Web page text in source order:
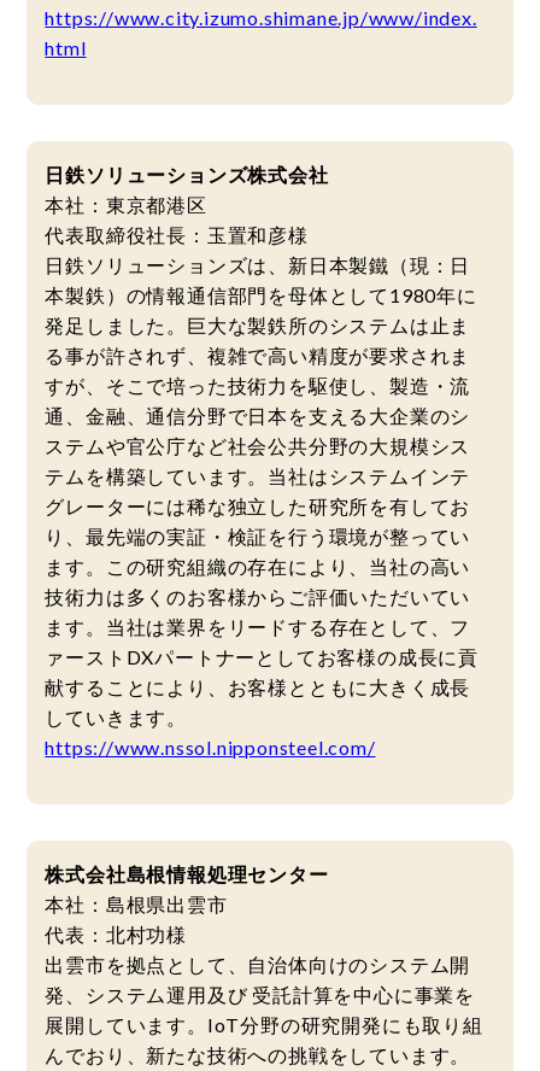
https://www.city.izumo.shimane.jp/www/index.
html
日鉄ソリューションズ株式会社
本社：東京都港区
代表取締役社長：玉置和彦様
日鉄ソリューションズは、新日本製鐵（現：日
本製鉄）の情報通信部門を母体として1980年に
発足しました。巨大な製鉄所のシステムは止ま
る事が許されず、複雑で高い精度が要求されま
すが、そこで培った技術力を駆使し、製造・流
通、金融、通信分野で日本を支える大企業のシ
ステムや官公庁など社会公共分野の大規模シス
テムを構築しています。当社はシステムインテ
グレーターには稀な独立した研究所を有してお
り、最先端の実証・検証を行う環境が整ってい
ます。この研究組織の存在により、当社の高い
技術力は多くのお客様からご評価いただいてい
ます。当社は業界をリードする存在として、フ
ァーストDXパートナーとしてお客様の成長に貢
献することにより、お客様とともに大きく成長
していきます。
https://www.nssol.nipponsteel.com/
株式会社島根情報処理センター
本社：島根県出雲市
代表：北村功様
出雲市を拠点として、自治体向けのシステム開
発、システム運用及び 受託計算を中心に事業を
展開しています。IoT分野の研究開発にも取り組
んでおり、新たな技術への挑戦をしています。